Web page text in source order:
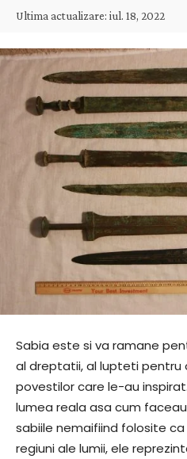
Ultima actualizare: iul. 18, 2022
Sabia este si va ramane
al dreptatii, al lupteti pentru
povestilor care le-au
lumea reala asa cum
sabiile nemaifiind folosite
regiuni ale lumii, ele